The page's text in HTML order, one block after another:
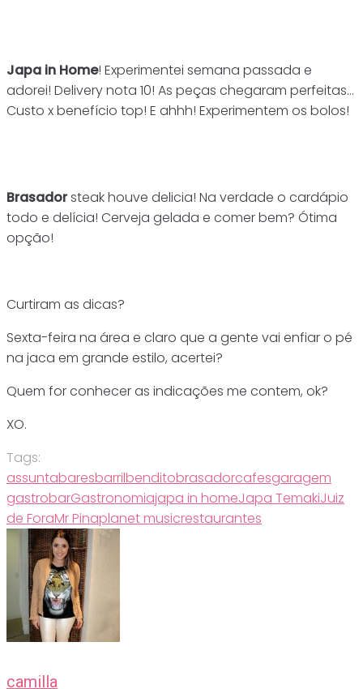
Japa in Home! Experimentei semana passada e
adorei! Delivery nota 10! As peças chegaram perfeitas…
Custo x benefício top! E ahhh! Experimentem os bolos!
Brasadorsteak houve delicia! Na verdade o cardápio
todo e delícia! Cerveja gelada e comer bem? Ótima
opção!
Curtiram as dicas?
Sexta-feira na área e claro que a gente vai enfiar o pé
na jaca em grande estilo, acertei?
Quem for conhecer as indicações me contem, ok?
XO.
Tags:
assuntabaresbarrilbenditobrasadorcafesgaragem
gastrobarGastronomiajapa in homeJapa TemakiJuiz
de ForaMr Pinaplanet musicrestaurantes
camilla